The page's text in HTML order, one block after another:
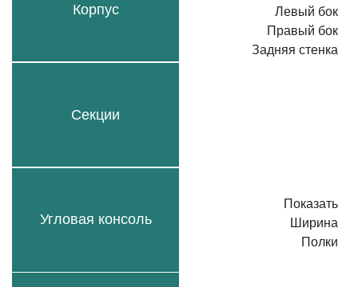
Корпус
Секции
Угловая консоль
Левый бок
Правый бок
Задняя стенка
Показать
Ширина
Полки